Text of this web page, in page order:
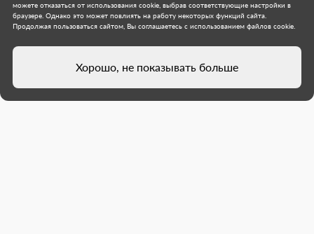
можете отказаться от использования cookie, выбрав соответствующие настройки в
браузере. Однако это может повлиять на работу некоторых функций сайта.
Продолжая пользоваться сайтом, Вы соглашаетесь с использованием файлов cookie.
Хорошо, не показывать больше